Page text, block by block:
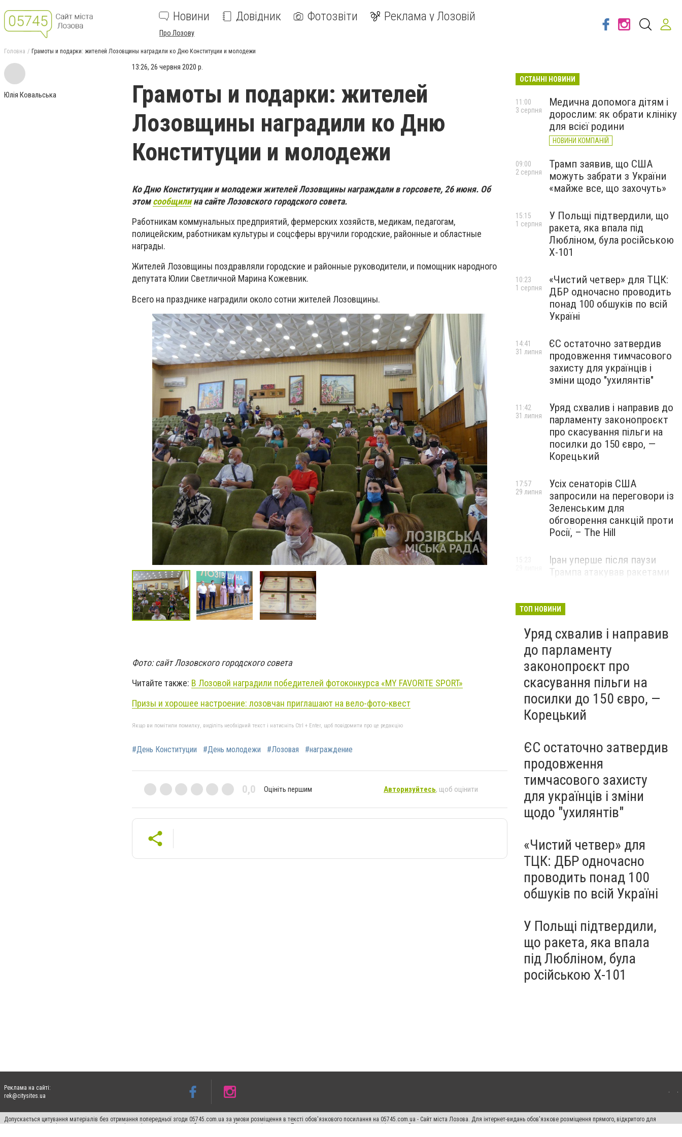
Новини Довідник Фотозвіти Реклама у Лозовій
Про Лозову
Головна Грамоты и подарки: жителей Лозовщины наградили ко Дню Конституции и молодежи
Юлія Ковальська
13:26, 26 червня 2020 р.
Грамоты и подарки: жителей
Лозовщины наградили ко Дню
Конституции и молодежи
Ко Дню Конституции и молодежи жителей Лозовщины награждали в горсовете, 26 июня. Об
этомсообщилина сайте Лозовского городского совета.
Работникам коммунальных предприятий, фермерских хозяйств, медикам, педагогам,
полицейским, работникам культуры и соцсферы вручили городские, районные и областные
награды.
Жителей Лозовщины поздравляли городские и районные руководители, и помощник народного
депутата Юлии Светличной Марина Кожевник.
Всего на празднике наградили около сотни жителей Лозовщины.
Фото: сайт Лозовского городского совета
Читайте также: В Лозовой наградили победителей фотоконкурса «MY FAVORITE SPORT»
Призы и хорошее настроение: лозовчан приглашают на вело-фото-квест
Якщо ви помітили помилку, виділіть необхідний текст і натисніть Ctrl + Enter, щоб повідомити про це редакцію
#День Конституции #День молодежи #Лозовая #награждение
0,0 Оцініть першим Авторизуйтесь, щоб оцінити
ОСТАННІ НОВИНИ
Медична допомога дітям і
дорослим: як обрати клініку
для всієї родини
НОВИНИ КОМПАНІЙ
11:00
3 серпня
Трамп заявив, що США
можуть забрати з України
«майже все, що захочуть»
09:00
2 серпня
У Польщі підтвердили, що
ракета, яка впала під
Любліном, була російською
Х-101
15:15
1 серпня
«Чистий четвер» для ТЦК:
ДБР одночасно проводить
понад 100 обшуків по всій
Україні
10:23
1 серпня
ЄС остаточно затвердив
продовження тимчасового
захисту для українців і
зміни щодо "ухилянтів"
14:41
31 липня
Уряд схвалив і направив до
парламенту законопроєкт
про скасування пільги на
посилки до 150 євро, —
Корецький
11:42
31 липня
Усіх сенаторів США
запросили на переговори із
Зеленським для
обговорення санкцій проти
Росії, – The Hill
17:57
29 липня
Іран уперше після паузи
Трампа атакував ракетами
15:23
ТОП НОВИНИ
Уряд схвалив і направив
до парламенту
законопроєкт про
скасування пільги на
посилки до 150 євро, —
Корецький
ЄС остаточно затвердив
продовження
тимчасового захисту
для українців і зміни
щодо "ухилянтів"
«Чистий четвер» для
ТЦК: ДБР одночасно
проводить понад 100
обшуків по всій Україні
У Польщі підтвердили,
що ракета, яка впала
під Любліном, була
російською Х-101
Реклама на сайті:
rek@citysites.ua
Допускається цитування матеріалів без отримання попередньої згоди 05745.com.ua за умови розміщення в тексті обов'язкового посилання на 05745.com.ua - Сайт міста Лозова. Для інтернет-видань обов'язкове розміщення прямого, відкритого для
пошукових систем гіперпосилання на цитовані статті не нижче другого абзацу в тексті або в якості джерела. Порушення виняткових прав переслідується Законом.